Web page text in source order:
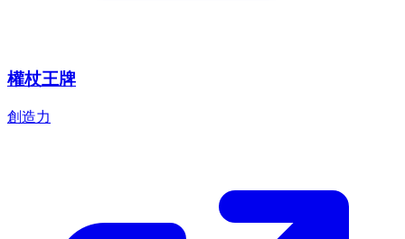
權杖王牌
創造力